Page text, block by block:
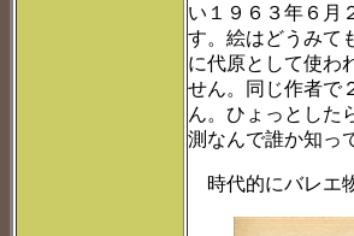
い１９６３年６月
す。絵はどうみて
に代原として使わ
せん。同じ作者で
ん。ひょっとした
測なんで誰か知っ
時代的にバレエ